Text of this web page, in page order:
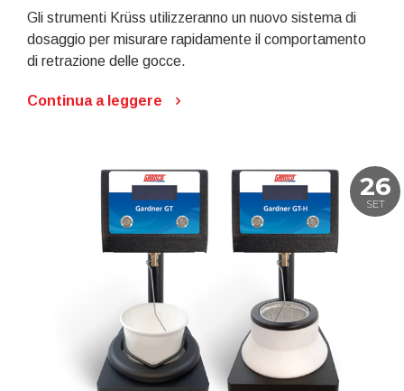
Gli strumenti Krüss utilizzeranno un nuovo sistema di
dosaggio per misurare rapidamente il comportamento
di retrazione delle gocce.
Continua a leggere
26
SET